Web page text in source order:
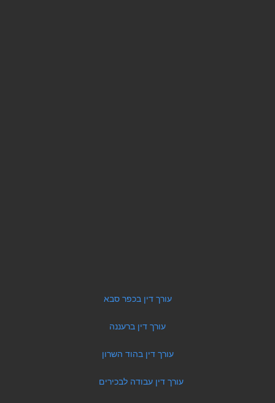
עורך דין בכפר סבא
עורך דין ברעננה
עורך דין בהוד השרון
עורך דין עבודה לבכירים